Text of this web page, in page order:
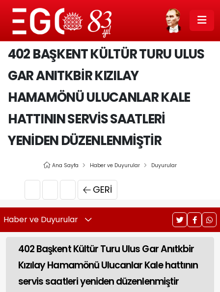
402 BAŞKENT KÜLTÜR TURU ULUS
GAR ANITKBIR KIZILAY
HAMAMÖNÜ ULUCANLAR KALE
HATTININ SERVIS SAATLERI
YENIDEN DÜZENLENMIŞTIR
Ana Sayfa Haber ve Duyurular Duyurular
GERI
Haber ve Duyurular
402 Başkent Kültür Turu Ulus Gar Anıtkbir
Kızılay Hamamönü Ulucanlar Kale hattının
servis saatleri yeniden düzenlenmiştir